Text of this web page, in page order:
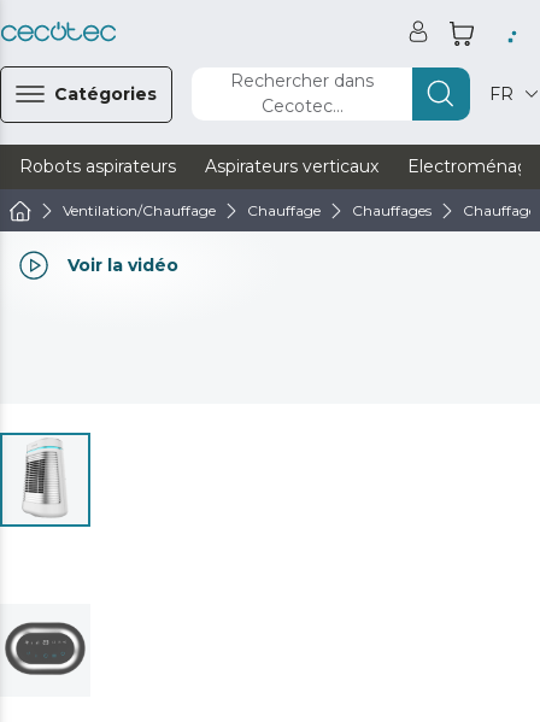
Catégories
Rechercher dans
Cecotec...
FR
Robots aspirateurs Aspirateurs verticaux
Ventilation/Chauffage Chauffage Chauffages
Voir la vidéo